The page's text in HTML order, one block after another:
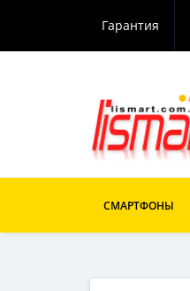
Гарантия
СМАРТФОНЫ